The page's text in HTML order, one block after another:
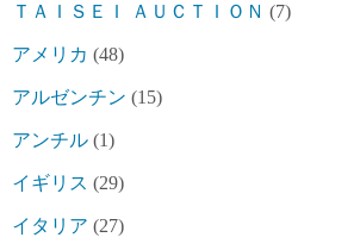
ＴＡＩＳＥＩ ＡＵＣＴＩＯＮ (7)
アメリカ (48)
アルゼンチン (15)
アンチル (1)
イギリス (29)
イタリア (27)